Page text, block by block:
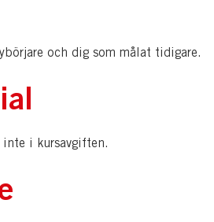
och dig som målat tidigare.
i kursavgiften.